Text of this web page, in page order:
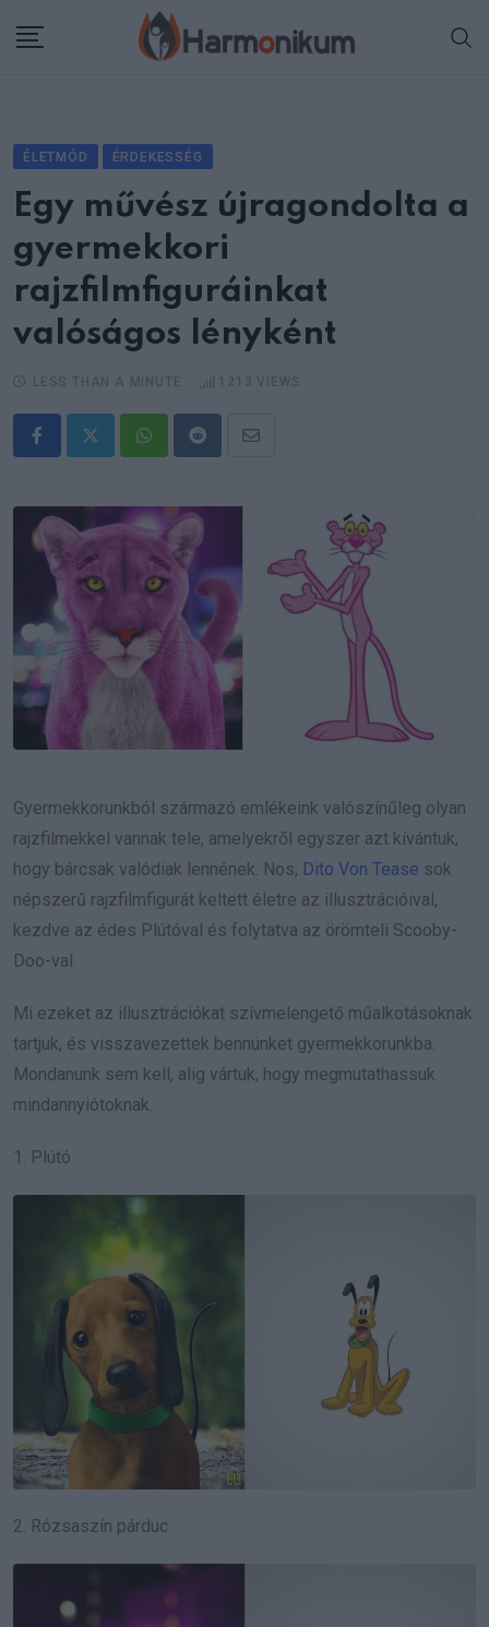
ÉLETMÓD ÉRDEKESSÉG
Egy művész újragondolta a
gyermekkori
rajzfilmfiguráinkat
valóságos lényként
WhatsappRedditShare
Gyermekkorunkból származó emlékeink valószínűleg olyan
rajzfilmekkel vannak tele, amelyekről egyszer azt kívántuk,
hogy bárcsak valódiak lennének. Nos, Dito Von Tease sok
népszerű rajzfilmfigurát keltett életre az illusztrációival,
kezdve az édes Plútóval és folytatva az örömteli Scooby-
Doo-val.
Mi ezeket az illusztrációkat szívmelengető műalkotásoknak
tartjuk, és visszavezettek bennünket gyermekkorunkba.
Mondanunk sem kell, alig vártuk, hogy megmutathassuk
mindannyiótoknak.
1. Plútó
2. Rózsaszín párduc